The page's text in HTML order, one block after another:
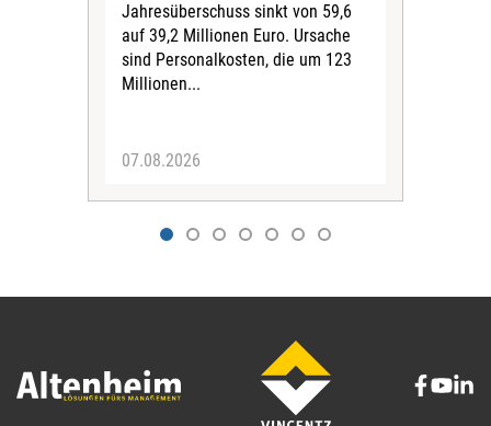
Jahresüberschuss sinkt von 59,6
auf 39,2 Millionen Euro. Ursache
sind Personalkosten, die um 123
Millionen...
07.08.2026